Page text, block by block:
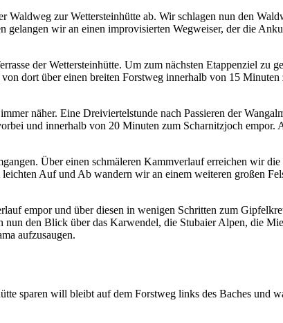
Waldweg zur Wettersteinhütte ab. Wir schlagen nun den
wir an einen improvisierten Wegweiser, der die
der Wettersteinhütte. Um zum nächsten Etappenziel zu
dort über einen breiten Forstweg innerhalb von 15 Minuten
näher. Eine Dreiviertelstunde nach Passieren der
und innerhalb von 20 Minuten zum Scharnitzjoch empor.
Über einen schmäleren Kammverlauf erreichen wir
Auf und Ab wandern wir an einem weiteren großen
empor und über diesen in wenigen Schritten zum
den Blick über das Karwendel, die Stubaier Alpen, die
aufzusaugen.
sparen will bleibt auf dem Forstweg links des Baches und